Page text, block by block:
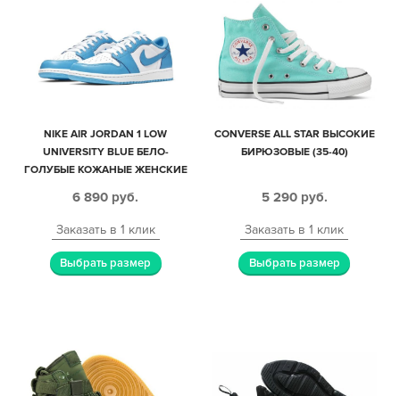
NIKE AIR JORDAN 1 LOW
UNIVERSITY BLUE БЕЛО-
ГОЛУБЫЕ КОЖАНЫЕ ЖЕНСКИЕ
6 890 руб.
Заказать в 1 клик
Выбрать размер
CONVERSE ALL STAR ВЫСОКИЕ
БИРЮЗОВЫЕ (35-40)
5 290 руб.
Заказать в 1 клик
Выбрать размер